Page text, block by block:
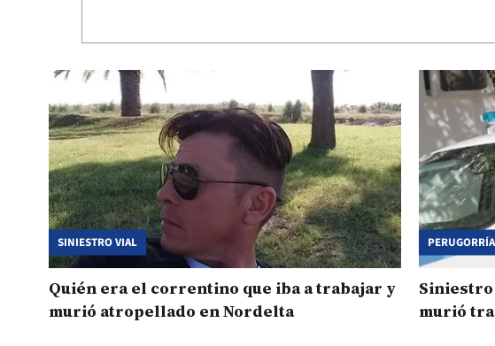
SINIESTRO VIAL
Quién era el correntino que iba a trabajar y
murió atropellado en Nordelta
PERUGORRÍA
murió